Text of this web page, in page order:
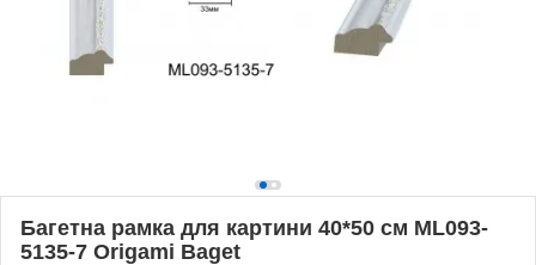
Багетна рамка для картини 40*50 см ML093-
5135-7 Origami Baget